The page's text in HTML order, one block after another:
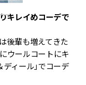
りキレイめコーデで
後輩も増えてきた
ウールコートにキ
ディール」でコーデ